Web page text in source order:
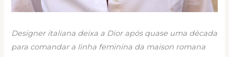
Designer italiana deixa a Dior após quase uma década
para comandar a linha feminina da maison romana